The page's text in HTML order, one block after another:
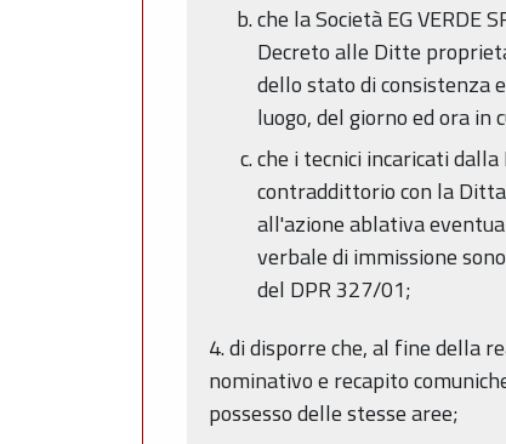
che la Società EG VERDE
Decreto alle Ditte
dello stato di consistenza
luogo, del giorno ed ora in
che i tecnici incaricati
contraddittorio con la
all'azione ablativa
verbale di immissione
del DPR 327/01;
4. di disporre che, al fine della
nominativo e recapito
possesso delle stesse aree;